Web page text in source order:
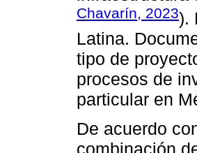
Chavarín, 2023).
Latina.
tipo de
procesos de
particular en
De acuerdo